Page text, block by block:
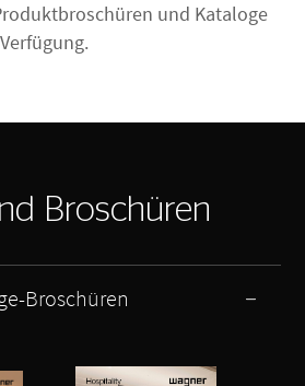
und Kataloge
Broschüren
Broschüren